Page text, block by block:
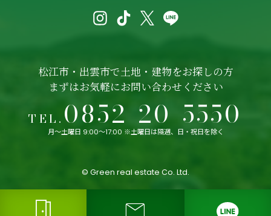
松江市・出雲市で土地・建物をお探しの方
まずはお気軽にお問い合わせください
TEL. 0852-20-5550
月〜土曜日 9:00〜17:00 ※土曜日は隔週、日・祝日を除く
© Green real estate Co. Ltd.